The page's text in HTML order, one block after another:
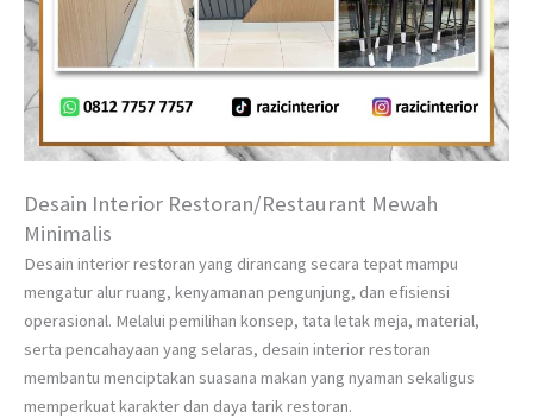
Desain Interior Restoran/Restaurant Mewah
Minimalis
Desain interior restoran yang dirancang secara tepat mampu
mengatur alur ruang, kenyamanan pengunjung, dan efisiensi
operasional. Melalui pemilihan konsep, tata letak meja, material,
serta pencahayaan yang selaras, desain interior restoran
membantu menciptakan suasana makan yang nyaman sekaligus
memperkuat karakter dan daya tarik restoran.